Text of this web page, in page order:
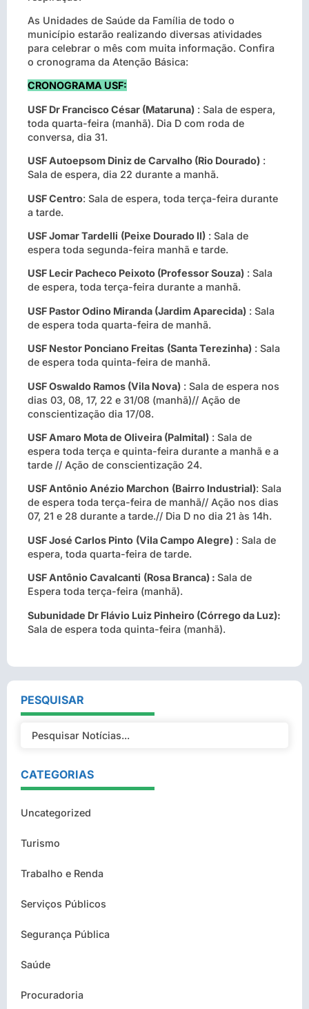
As Unidades de Saúde da Família de todo o
município estarão realizando diversas atividades
para celebrar o mês com muita informação. Confira
o cronograma da Atenção Básica:
CRONOGRAMA USF:
USF Dr Francisco César (Mataruna) : Sala de espera,
toda quarta-feira (manhã). Dia D com roda de
conversa, dia 31.
USF Autoepsom Diniz de Carvalho (Rio Dourado) :
Sala de espera, dia 22 durante a manhã.
USF Centro: Sala de espera, toda terça-feira durante
a tarde.
USF Jomar Tardelli (Peixe Dourado II) : Sala de
espera toda segunda-feira manhã e tarde.
USF Lecir Pacheco Peixoto (Professor Souza) : Sala
de espera, toda terça-feira durante a manhã.
USF Pastor Odino Miranda (Jardim Aparecida) : Sala
de espera toda quarta-feira de manhã.
USF Nestor Ponciano Freitas (Santa Terezinha) : Sala
de espera toda quinta-feira de manhã.
USF Oswaldo Ramos (Vila Nova) : Sala de espera nos
dias 03, 08, 17, 22 e 31/08 (manhã)// Ação de
conscientização dia 17/08.
USF Amaro Mota de Oliveira (Palmital) : Sala de
espera toda terça e quinta-feira durante a manhã e a
tarde // Ação de conscientização 24.
USF Antônio Anézio Marchon (Bairro Industrial): Sala
de espera toda terça-feira de manhã// Ação nos dias
07, 21 e 28 durante a tarde.// Dia D no dia 21 às 14h.
USF José Carlos Pinto (Vila Campo Alegre) : Sala de
espera, toda quarta-feira de tarde.
USF Antônio Cavalcanti (Rosa Branca) : Sala de
Espera toda terça-feira (manhã).
Subunidade Dr Flávio Luiz Pinheiro (Córrego da Luz):
Sala de espera toda quinta-feira (manhã).
PESQUISAR
CATEGORIAS
Uncategorized
Turismo
Trabalho e Renda
Serviços Públicos
Segurança Pública
Saúde
Procuradoria